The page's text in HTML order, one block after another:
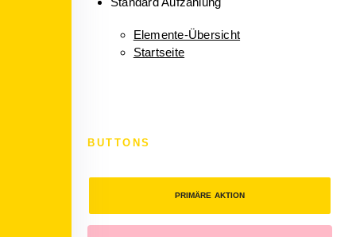
Elemente-Übersicht
Startseite
BUTTONS
PRIMÄRE AKTION